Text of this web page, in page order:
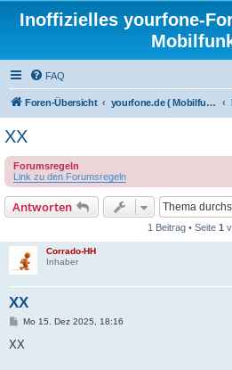
Inoffizielles yourfone-
FAQ
Foren-Übersicht yourfone.de ( Mobilfunkangebot )
XX
Forumsregeln
Link zu den Forumsregeln
Antworten
1 Beitrag • Seite 1
Corrado-HH
Inhaber
XX
B
i
Mo 15. Dez 2025, 18:16
XX